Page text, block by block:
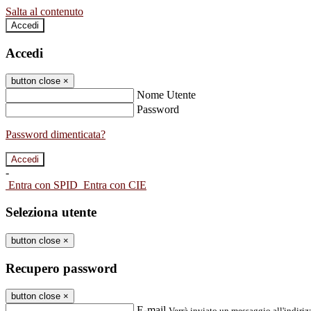
Salta al contenuto
Accedi
Accedi
button close ×
Nome Utente
Password
Password dimenticata?
-
Entra con SPID Entra con CIE
Seleziona utente
button close ×
Recupero password
button close ×